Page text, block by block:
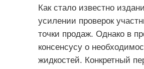
Как стало известно
усилении проверок
точки продаж. Однако в
консенсусу о
жидкостей. Конкретный